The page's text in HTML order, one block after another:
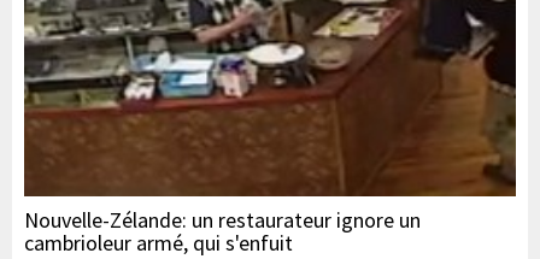
Nouvelle-Zélande: un restaurateur ignore un
cambrioleur armé, qui s'enfuit